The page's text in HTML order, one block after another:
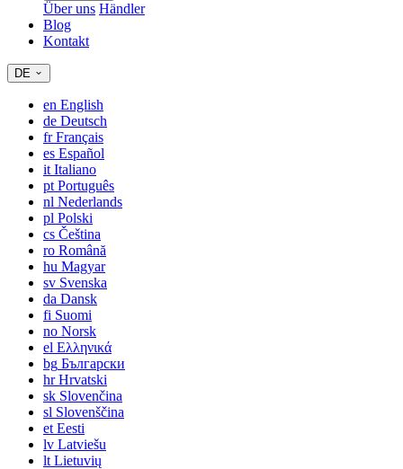
Über uns Händler
Blog
Kontakt
DE
en English
de Deutsch
frFrançais
es Español
it Italiano
pt Português
nl Nederlands
pl Polski
cs Čeština
ro Română
hu Magyar
sv Svenska
da Dansk
fi Suomi
no Norsk
el Ελληνικά
bg Български
hrHrvatski
sk Slovenčina
sl Slovenščina
et Eesti
lv Latviešu
lt Lietuvių